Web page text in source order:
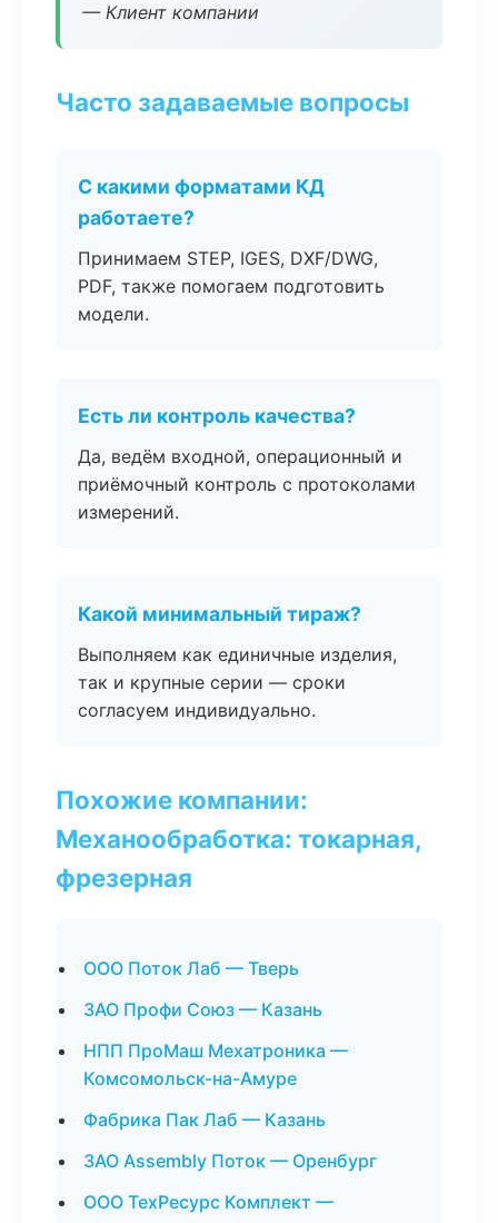
— Клиент компании
Часто задаваемые вопросы
С какими форматами КД
работаете?
Принимаем STEP, IGES, DXF/DWG,
PDF, также помогаем подготовить
модели.
Есть ли контроль качества?
Да, ведём входной, операционный и
приёмочный контроль с протоколами
измерений.
Какой минимальный тираж?
Выполняем как единичные изделия,
так и крупные серии — сроки
согласуем индивидуально.
Похожие компании:
Механообработка: токарная,
фрезерная
ООО Поток Лаб — Тверь
ЗАО Профи Союз — Казань
НПП ПроМаш Мехатроника —
Комсомольск-на-Амуре
Фабрика Пак Лаб — Казань
ЗАО Assembly Поток — Оренбург
ООО ТехРесурс Комплект —